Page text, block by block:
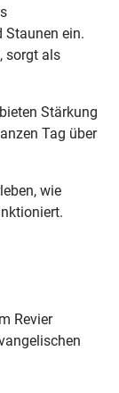
Staunen ein.
sorgt als
Stärkung
Tag über
wie
Revier